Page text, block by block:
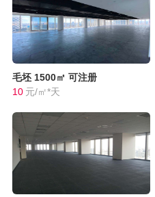
毛坯 1500㎡ 可注册
10 元/㎡*天